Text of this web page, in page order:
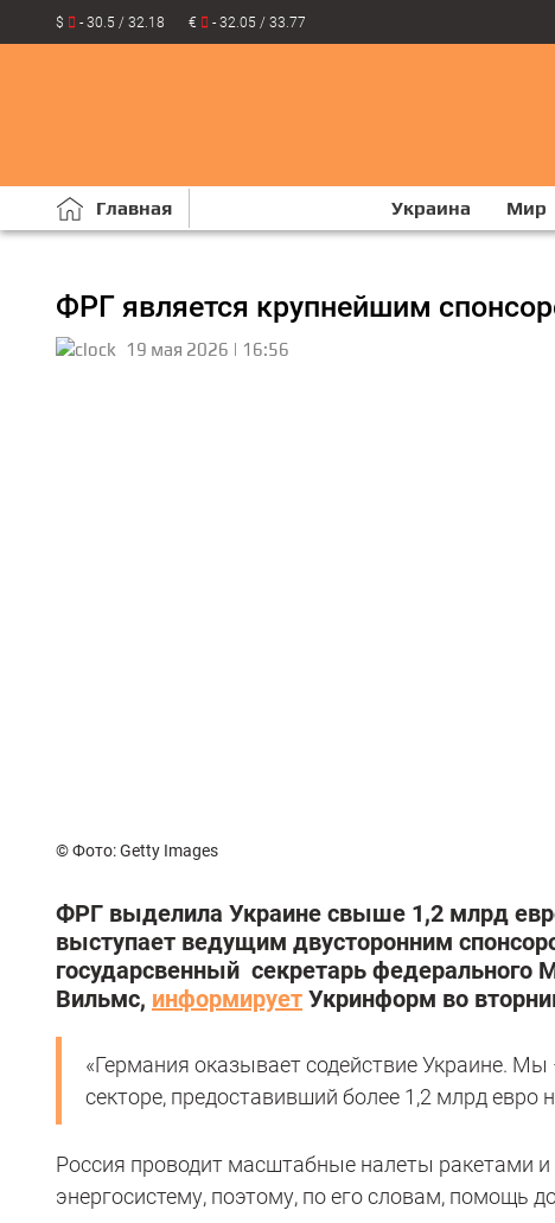
$ - 30.5 / 32.18 € - 32.05 / 33.77
Главная Украина Мир
ФРГ является крупнейшим
19 мая 2026 | 16:56
© Фото: Getty Images
ФРГ выделила Украине свыше 1,2 млрд
выступает ведущим двусторонним
государсвенный секретарь федерального
Вильмс, информирует Укринформ во
«Германия оказывает содействие Украине.
секторе, предоставивший более 1,2 млрд
Россия проводит масштабные налеты ракетами
энергосистему, поэтому, по его словам, помощь